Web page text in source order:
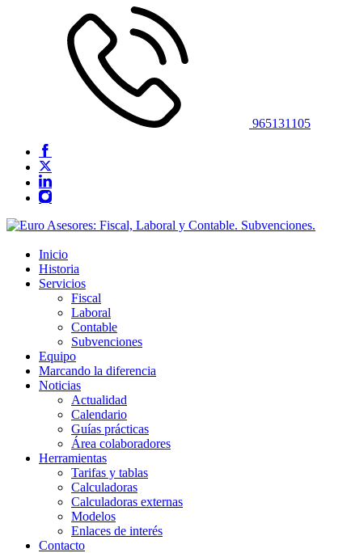
965131105
Inicio
Historia
Servicios
Fiscal
Laboral
Contable
Subvenciones
Equipo
Marcando la diferencia
Noticias
Actualidad
Calendario
Guías prácticas
Área colaboradores
Herramientas
Tarifas y tablas
Calculadoras
Calculadoras externas
Modelos
Enlaces de interés
Contacto